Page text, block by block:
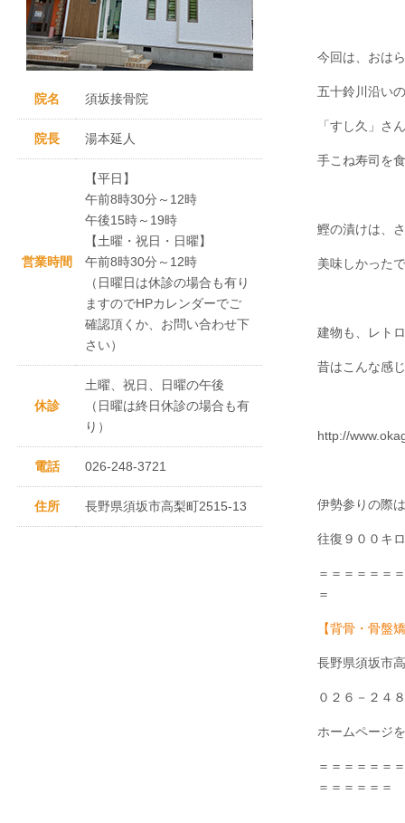
今回は、おは
五十鈴川沿いの
「すし久」さ
手こね寿司を
鰹の漬けは、
美味しかった
建物も、レト
昔はこんな感
http://
伊勢参りの際
往復９００キ
＝＝＝＝＝＝
＝
【背骨・骨盤
長野県須坂市
０２６－２４
ホームページ
＝＝＝＝＝＝
＝＝＝＝＝＝
院名 須坂接骨院
院長 湯本延人
営業時間
【平日】
午前8時30分～12時
午後15時～19時
【土曜・祝日・日曜】
午前8時30分～12時
（日曜日は休診の場合も有り
ますのでHPカレンダーでご
確認頂くか、お問い合わせ下
さい）
休診
土曜、祝日、日曜の午後
（日曜は終日休診の場合も有
り）
電話 026-248-3721
住所 長野県須坂市高梨町2515-13